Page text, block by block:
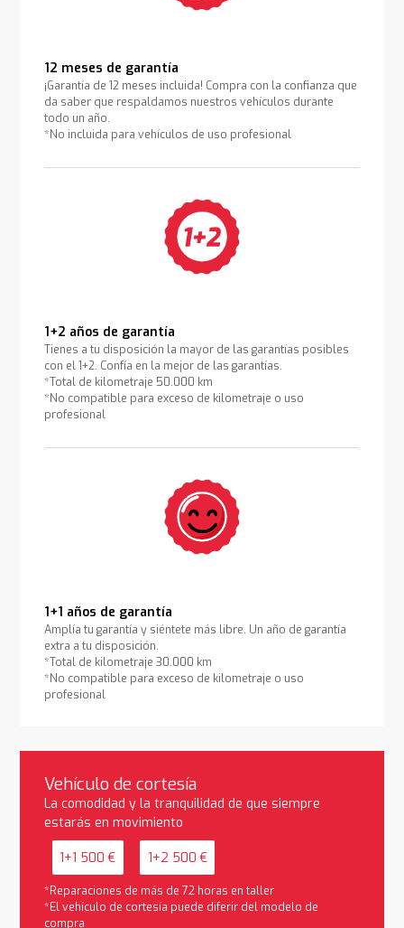
12 meses de garantía
¡Garantía de 12 meses incluida! Compra con la confianza que
da saber que respaldamos nuestros vehículos durante
todo un año.
*No incluida para vehículos de uso profesional
1+2 años de garantía
Tienes a tu disposición la mayor de las garantías posibles
con el 1+2. Confía en la mejor de las garantías.
*Total de kilometraje 50.000 km
*No compatible para exceso de kilometraje o uso
profesional
1+1 años de garantía
Amplía tu garantía y siéntete más libre. Un año de garantía
extra a tu disposición.
*Total de kilometraje 30.000 km
*No compatible para exceso de kilometraje o uso
profesional
Vehículo de cortesía
La comodidad y la tranquilidad de que siempre
estarás en movimiento
1+1 500 € 1+2 500 €
*Reparaciones de más de 72 horas en taller
*El vehículo de cortesía puede diferir del modelo de
compra